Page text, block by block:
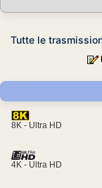
Tutte le
8K - Ultra HD
4K - Ultra HD